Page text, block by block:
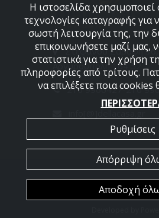
Στεφάνου Σαράφη 36,
Αργυρούπολη 164 52
210 9960427-210
2026 @ All Rights
Η ιστοσελίδα χρησιμοποιεί
τεχνολογίες καταγραφής για
σωστή λειτουργία της, την
επικοινωνήσετε μαζί μας,
στατιστικά για την χρήση
πληροφορίες από τρίτους.
να επιλέξετε ποια cookies
Ρυθμίσεις
Απόρριψη
Αποδοχή